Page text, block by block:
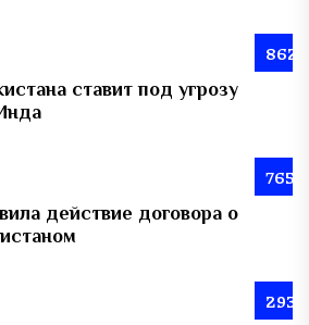
862
ставит под угрозу
765
действие договора о
293